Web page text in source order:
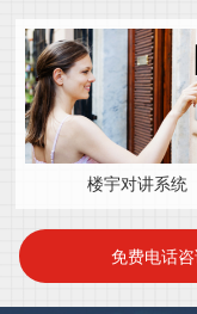
楼宇对讲系统
免费电话